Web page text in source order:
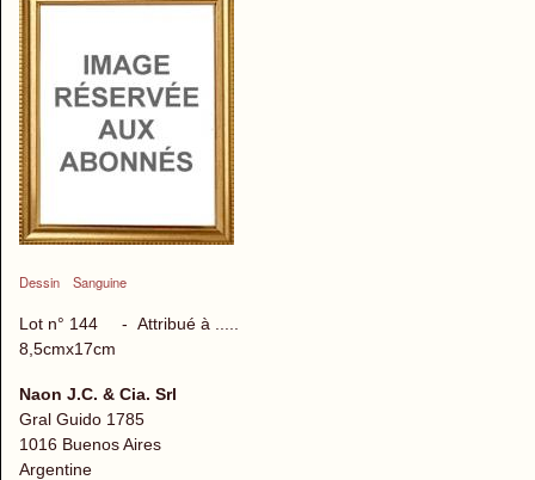
Dessin Sanguine
Lot n° 144 - Attribué à .....
8,5cmx17cm
Naon J.C. & Cia. Srl
Gral Guido 1785
1016 Buenos Aires
Argentine